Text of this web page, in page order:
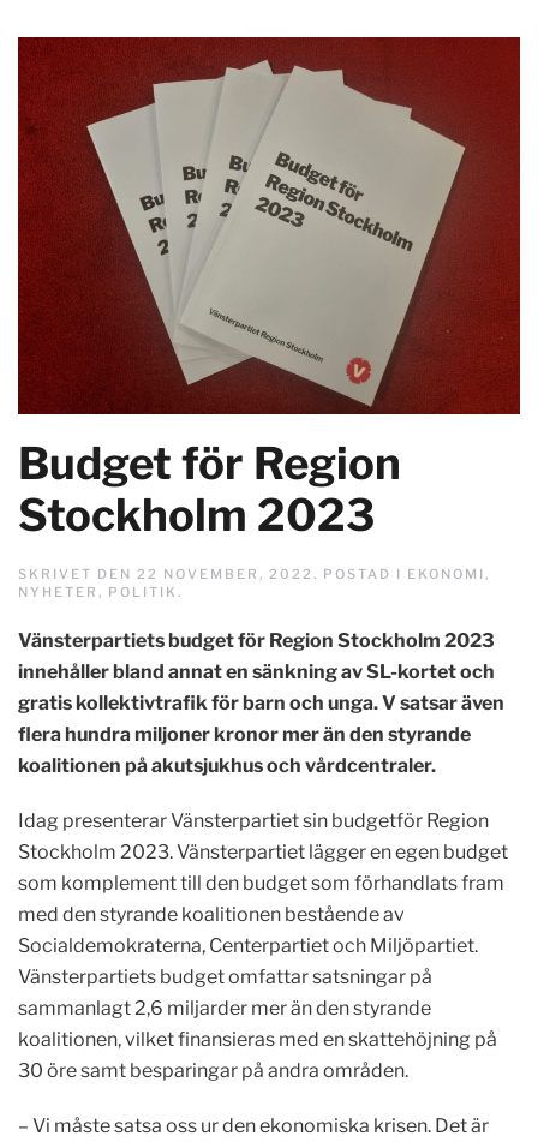
Budget för Region
Stockholm 2023
SKRIVET DEN 22 NOVEMBER, 2022 . POSTAD I EKONOMI ,
NYHETER , POLITIK .
Vänsterpartiets budget för Region Stockholm 2023
innehåller bland annat en sänkning av SL-kortet och
gratis kollektivtrafik för barn och unga. V satsar även
flera hundra miljoner kronor mer än den styrande
koalitionen på akutsjukhus och vårdcentraler.
Idag presenterar Vänsterpartiet sin budgetför Region
Stockholm 2023. Vänsterpartiet lägger en egen budget
som komplement till den budget som förhandlats fram
med den styrande koalitionen bestående av
Socialdemokraterna, Centerpartiet och Miljöpartiet.
Vänsterpartiets budget omfattar satsningar på
sammanlagt 2,6 miljarder mer än den styrande
koalitionen, vilket finansieras med en skattehöjning på
30 öre samt besparingar på andra områden.
– Vi måste satsa oss ur den ekonomiska krisen. Det är